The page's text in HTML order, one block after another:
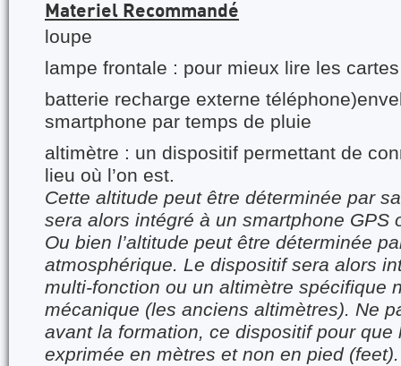
Materiel Recommandé
loupe
lampe frontale : pour mieux lire les cartes
batterie recharge externe
smartphone par temps de pluie
altimètre : un dispositif permettant de
lieu où l’on est.
Cette altitude peut être déterminée par
sera alors intégré à un smartphone GPS
Ou bien l’altitude peut être déterminée
atmosphérique. Le dispositif sera alors
multi-fonction ou un altimètre spécifique
mécanique (les anciens altimètres). Ne
avant la formation, ce dispositif pour que
exprimée en mètres et non en pied (feet).